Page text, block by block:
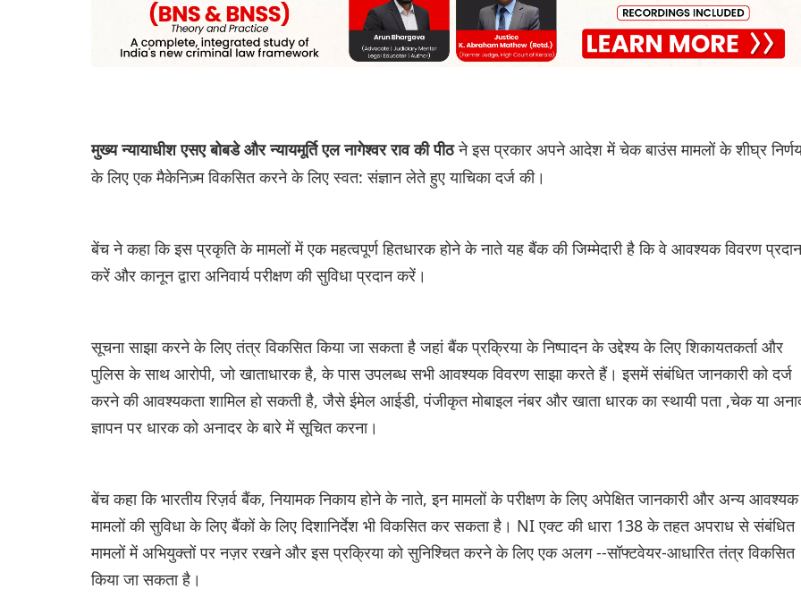
मुख्य न्यायाधीश एसए बोबडे और न्यायमूर्ति एल नागेश्वर राव की पीठने इस प्रकार अपने आदेश में चेक बाउंस मामलों के शीघ्र
के लिए एक मैकेनिज़्म विकसित करने के लिए स्वत: संज्ञान लेते हुए याचिका दर्ज की।
बेंच ने कहा कि इस प्रकृति के मामलों में एक महत्वपूर्ण हितधारक होने के नाते यह बैंक की जिम्मेदारी है कि वे आवश्यक विवरण प्रदान
करें और कानून द्वारा अनिवार्य परीक्षण की सुविधा प्रदान करें।
सूचना साझा करने के लिए तंत्र विकसित किया जा सकता है जहां बैंक प्रक्रिया के निष्पादन के उद्देश्य के लिए शिकायतकर्ता और
पुलिस के साथ आरोपी, जो खाताधारक है, के पास उपलब्ध सभी आवश्यक विवरण साझा करते हैं। इसमें संबंधित जानकारी को दर्ज
करने की आवश्यकता शामिल हो सकती है, जैसे ईमेल आईडी, पंजीकृत मोबाइल नंबर और खाता धारक का स्थायी पता ,चेक या
ज्ञापन पर धारक को अनादर के बारे में सूचित करना।
बेंच कहा कि भारतीय रिज़र्व बैंक, नियामक निकाय होने के नाते, इन मामलों के परीक्षण के लिए अपेक्षित जानकारी और अन्य आवश्यक
मामलों की सुविधा के लिए बैंकों के लिए दिशानिर्देश भी विकसित कर सकता है। NI एक्ट की धारा 138 के तहत अपराध से संबंधित
मामलों में अभियुक्तों पर नज़र रखने और इस प्रक्रिया को सुनिश्चित करने के लिए एक अलग --सॉफ्टवेयर-आधारित तंत्र विकसित
किया जा सकता है।